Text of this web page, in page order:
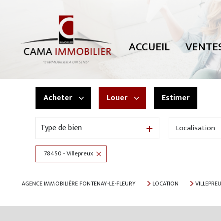
ACCUEIL
TOUTES
PARKING
TERRAINS
Acheter
De l'ancien
Louer Estimer
Type de bien Localisation
78450 - Villepreux
AGENCE IMMOBILIÈRE FONTENAY-LE-FLEURY LOCATION